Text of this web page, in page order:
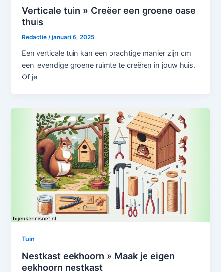
Verticale tuin » Creëer een groene oase
thuis
Redactie/januari 6, 2025
Een verticale tuin kan een prachtige manier zijn om
een levendige groene ruimte te creëren in jouw huis.
Of je
Tuin
Nestkast eekhoorn » Maak je eigen
eekhoorn nestkast